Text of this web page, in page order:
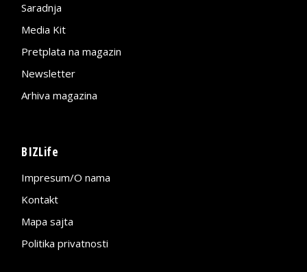
Saradnja
Media Kit
Pretplata na magazin
Newsletter
Arhiva magazina
BIZLife
Impresum/O nama
Kontakt
Mapa sajta
Politika privatnosti